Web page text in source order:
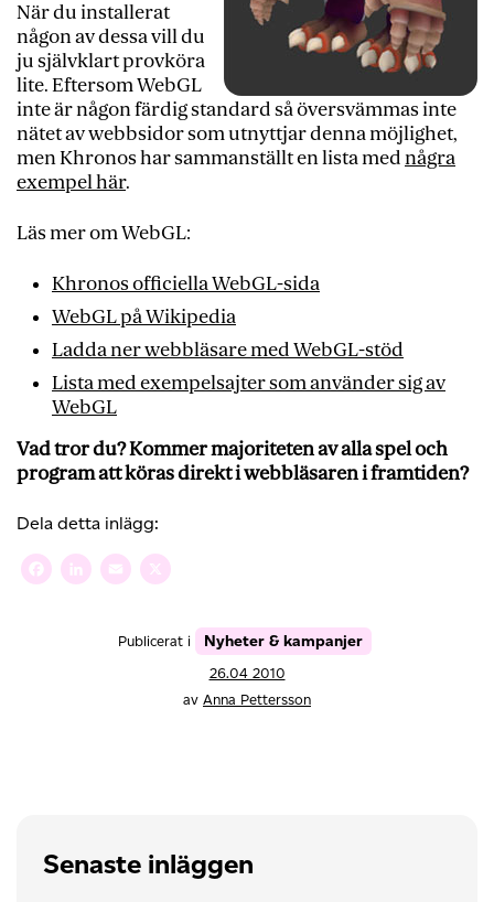
När du installerat
någon av dessa vill du
ju självklart provköra
lite. Eftersom WebGL
inte är någon färdig standard så översvämmas inte
nätet av webbsidor som utnyttjar denna möjlighet,
men Khronos har sammanställt en lista mednågra
exempel här.
Läs mer om WebGL:
Khronos officiella WebGL-sida
WebGL på Wikipedia
Ladda ner webbläsare med WebGL-stöd
Lista med exempelsajter som använder sig av
WebGL
Vad tror du? Kommer majoriteten av alla spel och
program att köras direkt i webbläsaren i framtiden?
Dela detta inlägg:
Facebook
LinkedIn
Email
Publicerat i Nyheter & kampanjer
26.04 2010
av Anna Pettersson
Senaste inläggen